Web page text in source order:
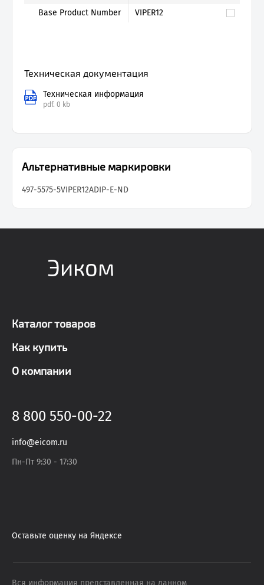
Base Product Number
VIPER12
Техническая документация
Техническая информация
pdf. 0 kb
Альтернативные маркировки
497-5575-5VIPER12ADIP-E-ND
Эиком
Каталог товаров
Как купить
О компании
8 800 550-00-22
info@eicom.ru
Пн-Пт 9:30 - 17:30
Оставьте оценку на Яндексе
Вся информация представленная на данном